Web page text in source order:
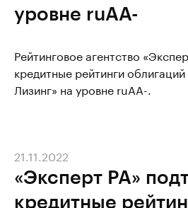
уровне ruAА-
Рейтинговое агентство
кредитные рейтинги
Лизинг» на уровне ruAА-.
«Эксперт РА»
кредитные
21.11.2022